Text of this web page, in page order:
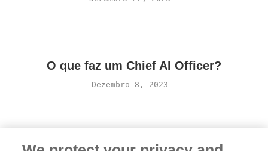
O que faz um Chief AI Officer?
Dezembro 8, 2023